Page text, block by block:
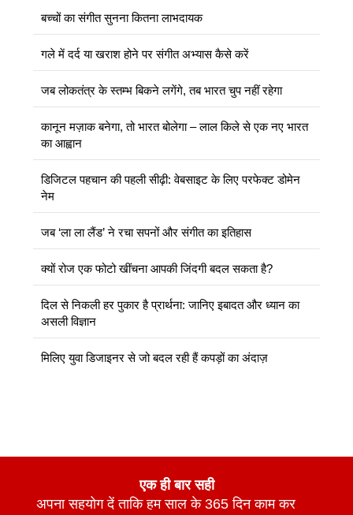
बच्चों का संगीत सुनना कितना लाभदायक
गले में दर्द या खराश होने पर संगीत अभ्यास कैसे करें
जब लोकतंत्र के स्तम्भ बिकने लगेंगे, तब भारत चुप नहीं रहेगा
कानून मज़ाक बनेगा, तो भारत बोलेगा – लाल किले से एक नए भारत
का आह्वान
डिजिटल पहचान की पहली सीढ़ी: वेबसाइट के लिए परफेक्ट डोमेन
नेम
जब ‘ला ला लैंड’ ने रचा सपनों और संगीत का इतिहास
क्यों रोज एक फोटो खींचना आपकी जिंदगी बदल सकता है?
दिल से निकली हर पुकार है प्रार्थना: जानिए इबादत और ध्यान का
असली विज्ञान
मिलिए युवा डिजाइनर से जो बदल रही हैं कपड़ों का अंदाज़
एक ही बार सही
अपना सहयोग दें ताकि हम साल के 365 दिन काम कर